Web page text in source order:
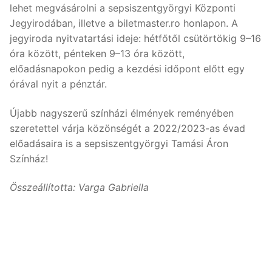
lehet megvásárolni a sepsiszentgyörgyi Központi
Jegyirodában, illetve a biletmaster.ro honlapon. A
jegyiroda nyitvatartási ideje: hétfőtől csütörtökig 9–16
óra között, pénteken 9–13 óra között,
előadásnapokon pedig a kezdési időpont előtt egy
órával nyit a pénztár.
Újabb nagyszerű színházi élmények reményében
szeretettel várja közönségét a 2022/2023-as évad
előadásaira is a sepsiszentgyörgyi Tamási Áron
Színház!
Összeállította: Varga Gabriella